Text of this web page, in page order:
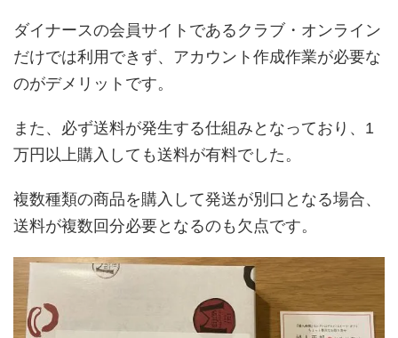
ダイナースの会員サイトであるクラブ・オンライン
だけでは利用できず、アカウント作成作業が必要な
のがデメリットです。
また、必ず送料が発生する仕組みとなっており、1
万円以上購入しても送料が有料でした。
複数種類の商品を購入して発送が別口となる場合、
送料が複数回分必要となるのも欠点です。